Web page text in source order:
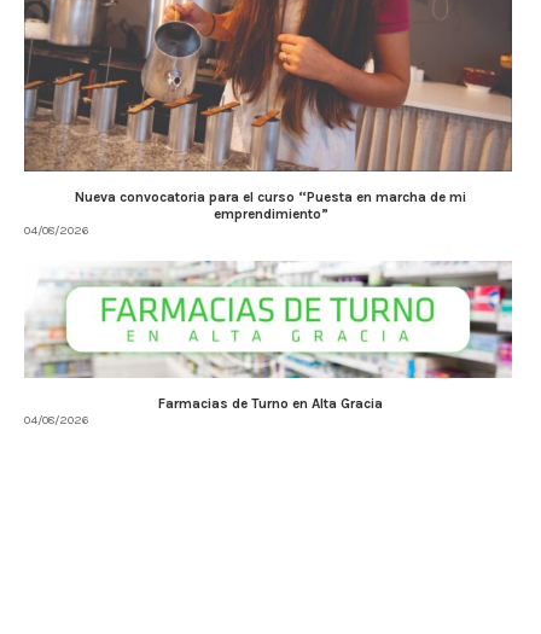
Nueva convocatoria para el curso “Puesta en marcha de mi
emprendimiento”
04/08/2026
Farmacias de Turno en Alta Gracia
04/08/2026